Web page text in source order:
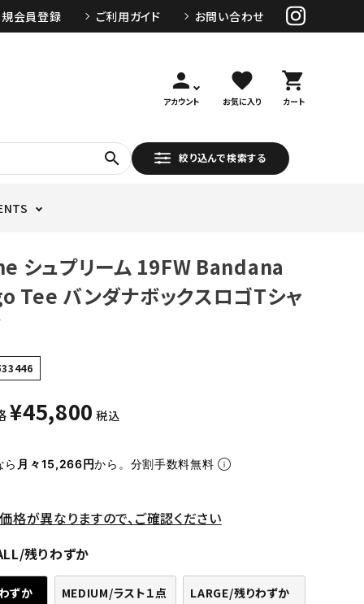
会員登録 ご利用ガイド お問い合わせ
person
アカウント
favorite
お気に入り
shopping_cart
カート
search 絞り込んで検索する
シュプリーム 19FW Bandana
Tee バンダナボックスロゴTシャ
¥45,800 税込
ら 月々15,266円から。分割手数料無料
格が異なりますので、ご確認ください
残りわずか
ずか MEDIUM/ラスト１点 LARGE/残りわずか